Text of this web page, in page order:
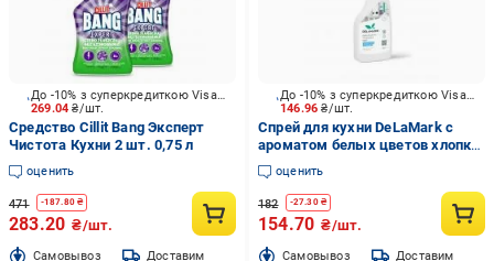
269.04₴/шт.
До -10% з суперкредиткою Visa Вигода
Средство Cillit Bang Эксперт
Чистота Кухни 2 шт. 0,75 л
оценить
471 -187.80 ₴
283.20 ₴/шт.
Cамовывоз Доставим
146.96₴/шт.
До -10% з суперкредиткою Visa Вигода
Спрей для кухни DeLaMark с
ароматом белых цветов хлопка
0,5 л
оценить
182 -27.30₴
154.70 ₴/шт.
Cамовывоз Доставим